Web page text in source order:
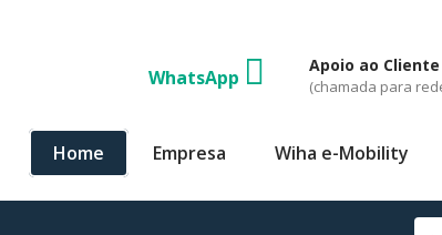
WhatsApp
Apoio ao Cliente
(chamada para
Home Empresa Wiha e-Mobility